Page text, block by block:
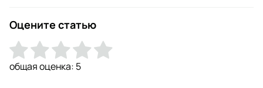
Оцените статью
общая оценка: 5